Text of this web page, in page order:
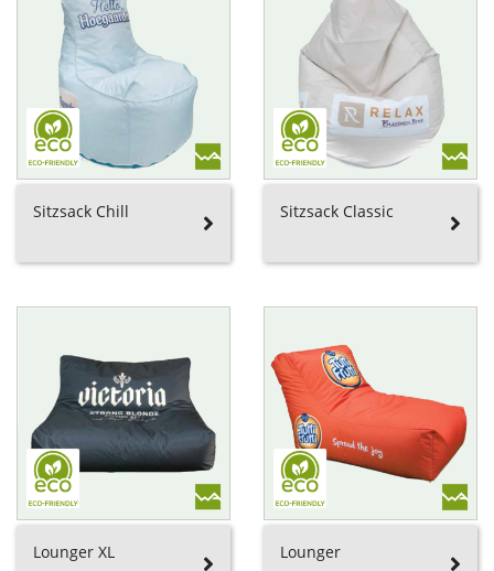
Sitzsack Chill Sitzsack Classic
Lounger XL Lounger